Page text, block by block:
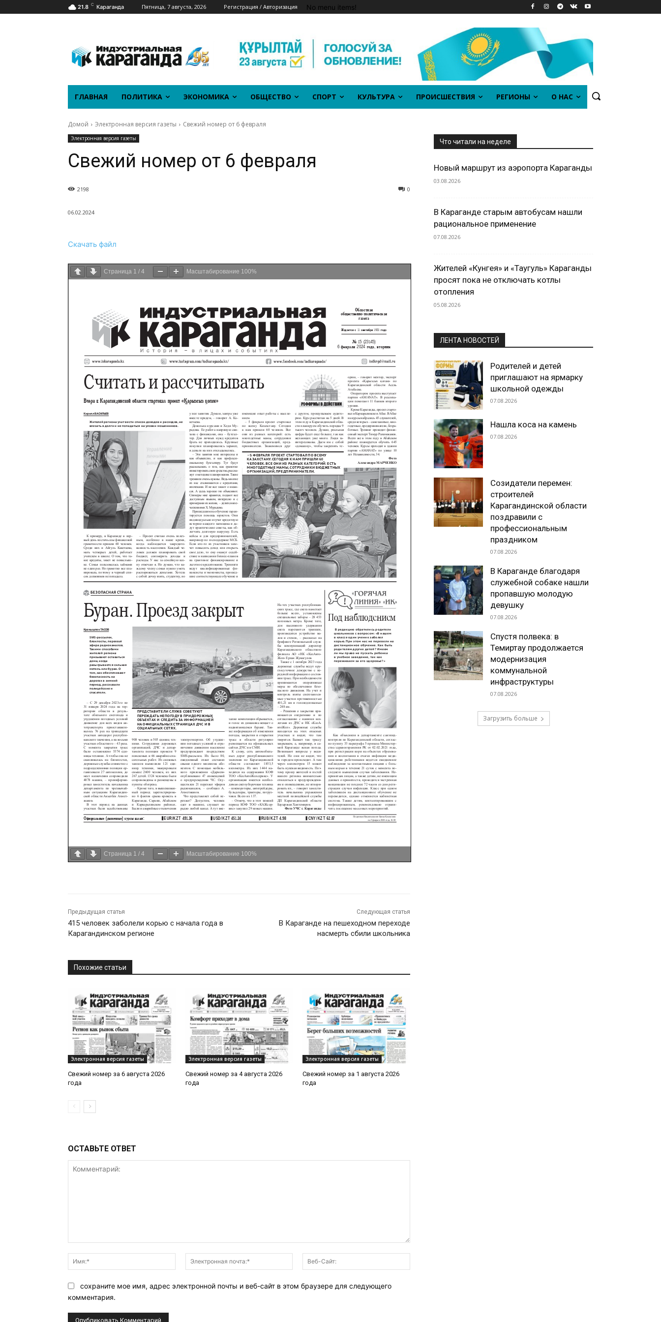
21.8 C Караганда Пятница, 7 августа, 2026 Регистрация / Авторизация No menu items!
ГЛАВНАЯ ПОЛИТИКА ЭКОНОМИКА ОБЩЕСТВО СПОРТ КУЛЬТУРА ПРОИСШЕСТВИЯ РЕГИОНЫ О НАС
Домой Электронная версия газеты Свежий номер от 6 февраля
Электронная версия газеты
Свежий номер от 6 февраля
0
2198
06.02.2024
Скачать файл
Страница 1 / 4 Масштабирование 100%
Страница 1 / 4 Масштабирование 100%
Предыдущая статья
415 человек заболели корью с начала года в
Карагандинском регионе
Следующая статья
В Караганде на пешеходном переходе
насмерть сбили школьника
Похожие статьи
Электронная версия газеты
Свежий номер за 6 августа 2026
года
Электронная версия газеты
Свежий номер за 4 августа 2026
года
Электронная версия газеты
Свежий номер за 1 августа 2026
года
ОСТАВЬТЕ ОТВЕТ
Имя:*
Электронная
почта:*
Сайт:
сохраните мое имя, адрес электронной почты и веб-сайт в этом браузере для следующего
комментария.
Что читали на неделе
Новый маршрут из аэропорта Караганды
03.08.2026
В Караганде старым автобусам нашли
рациональное применение
07.08.2026
Жителей «Кунгея» и «Таугуль» Караганды
просят пока не отключать котлы
отопления
05.08.2026
ЛЕНТА НОВОСТЕЙ
Родителей и детей
приглашают на ярмарку
школьной одежды
07.08.2026
Нашла коса на камень
07.08.2026
Созидатели перемен:
строителей
Карагандинской области
поздравили с
профессиональным
праздником
07.08.2026
В Караганде благодаря
служебной собаке нашли
пропавшую молодую
девушку
07.08.2026
Спустя полвека: в
Темиртау продолжается
модернизация
коммунальной
инфраструктуры
07.08.2026
Загрузить больше